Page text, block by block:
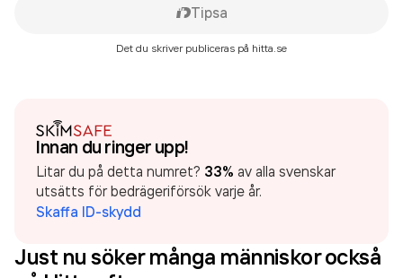
Tipsa
Det du skriver publiceras på hitta.se
Innan du ringer upp!
Litar du på detta numret? 33% av alla svenskar
utsätts för bedrägeriförsök varje år.
Skaffa ID-skydd
Just nu söker många människor också